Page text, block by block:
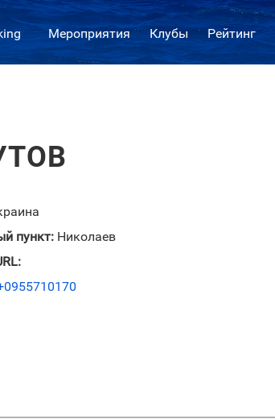
Мероприятия Клубы Рейтинг
пункт: Николаев